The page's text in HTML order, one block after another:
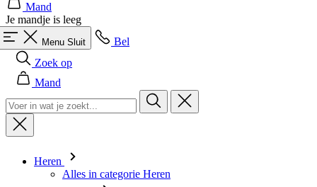
Mand
Je mandje is leeg
Menu Sluit
Bel
Zoek op
Mand
Heren
Alles in categorie Heren